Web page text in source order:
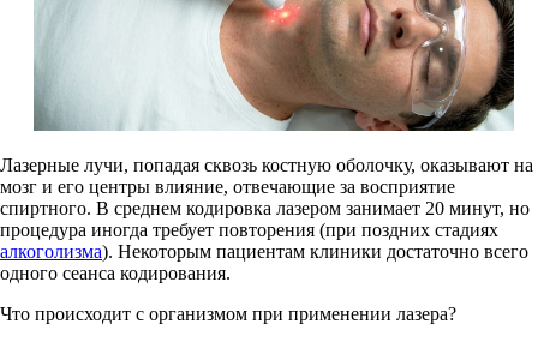
Лазерные лучи, попадая сквозь костную оболочку, оказывают на
мозг и его центры влияние, отвечающие за восприятие
спиртного. В среднем кодировка лазером занимает 20 минут, но
процедура иногда требует повторения (при поздних стадиях
алкоголизма). Некоторым пациентам клиники достаточно всего
одного сеанса кодирования.
Что происходит с организмом при применении лазера?